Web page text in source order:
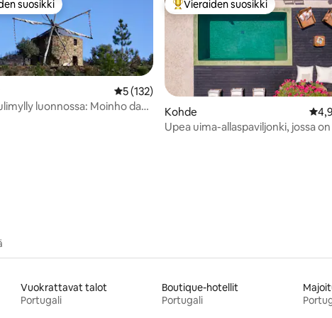
5, 155 arvostelua
suosikkien parhaimmistoa
suosikki
Keskimääräinen arvio 5/5, 132 arvostelua
5 (132)
luonnossa: Moinho da
Vieraiden suosikkien
Vieraiden suosikki
Kohde
Upea uima-allaspaviljonki, jossa
Vuokrattavat talot
Portugali
Boutique-hotellit
Portugali